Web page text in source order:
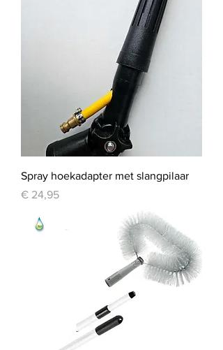
Spray hoekadapter met slangpilaar
Prijs
€ 24,95